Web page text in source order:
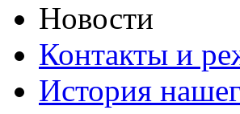
Новости
Контакты и
История